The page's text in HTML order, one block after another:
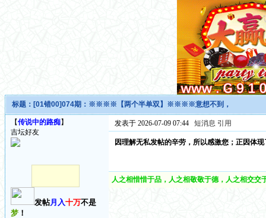
标题： [01错00]074期：※※※※【两个半单双】※※※※意想不到，
【传说中的路痴】
吉坛好友
发帖月入十万不是
梦！
发表于 2026-07-09 07:44 短消息 引用
因理解无私发帖的辛劳，所以感激您；正因体
人之相惜惜于品，人之相敬敬于德，人之相交